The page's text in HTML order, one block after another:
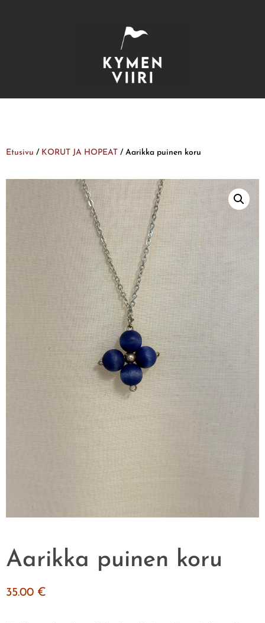
Etusivu / KORUT JA HOPEAT / Aarikka puinen koru
Aarikka puinen koru
35.00 €